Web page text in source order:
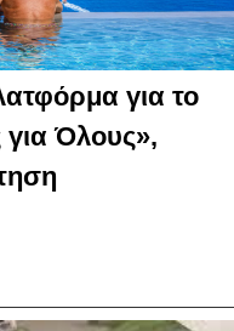
για το
Όλους»,